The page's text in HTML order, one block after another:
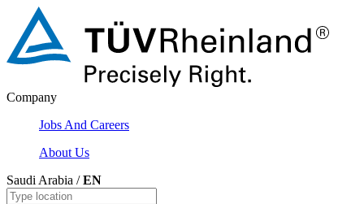
Company
Jobs And Careers
About Us
Saudi Arabia /EN